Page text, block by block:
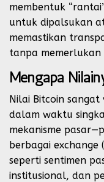
membentuk
untuk dipalsukan
memastikan
tanpa
Mengapa
Nilai Bitcoin
dalam waktu
mekanisme
berbagai
seperti sentimen
institusional, dan